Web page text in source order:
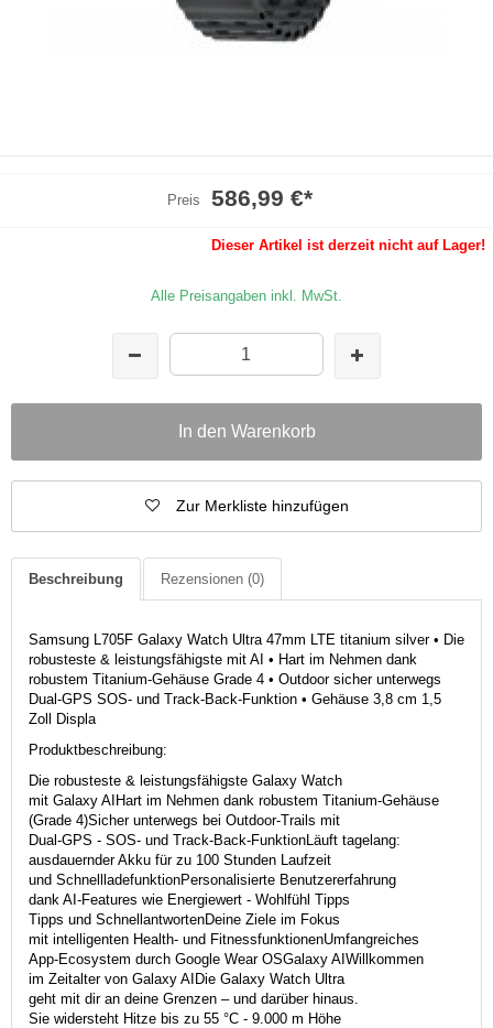
Preis 586,99 €*
Dieser Artikel ist derzeit nicht auf Lager!
Alle Preisangaben inkl. MwSt.
In den Warenkorb
Zur Merkliste hinzufügen
Beschreibung Rezensionen (0)
Samsung L705F Galaxy Watch Ultra 47mm LTE titanium silver • Die
robusteste & leistungsfähigste mit AI • Hart im Nehmen dank
robustem Titanium-Gehäuse Grade 4 • Outdoor sicher unterwegs
Dual-GPS SOS- und Track-Back-Funktion • Gehäuse 3,8 cm 1,5
Zoll Displa
Produktbeschreibung:
Die robusteste & leistungsfähigste Galaxy Watch
mit Galaxy AIHart im Nehmen dank robustem Titanium-Gehäuse
(Grade 4)Sicher unterwegs bei Outdoor-Trails mit
Dual-GPS - SOS- und Track-Back-FunktionLäuft tagelang:
ausdauernder Akku für zu 100 Stunden Laufzeit
und SchnellladefunktionPersonalisierte Benutzererfahrung
dank AI-Features wie Energiewert - Wohlfühl Tipps
Tipps und SchnellantwortenDeine Ziele im Fokus
mit intelligenten Health- und FitnessfunktionenUmfangreiches
App-Ecosystem durch Google Wear OSGalaxy AIWillkommen
im Zeitalter von Galaxy AIDie Galaxy Watch Ultra
geht mit dir an deine Grenzen – und darüber hinaus.
Sie widersteht Hitze bis zu 55 °C - 9.000 m Höhe